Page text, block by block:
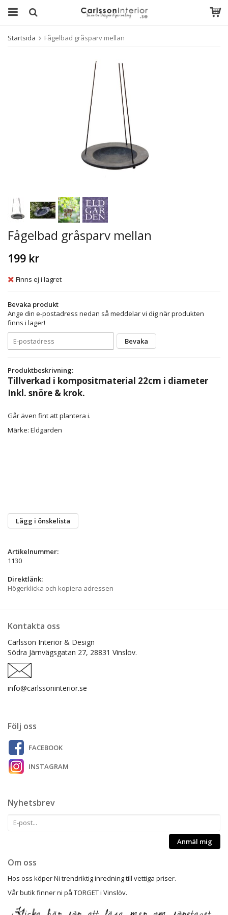
Startsida Fågelbad gråsparv mellan
Fågelbad gråsparv mellan
199 kr
Finns ej i lagret
Bevaka produkt
Ange din e-postadress nedan så meddelar vi dig när produkten
finns i lager!
Bevaka
Produktbeskrivning:
Tillverkad i kompositmaterial 22cm i diameter
Inkl. snöre & krok.
Går även fint att plantera i.
Märke: Eldgarden
Lägg i önskelista
Artikelnummer:
1130
Direktlänk:
Högerklicka och kopiera adressen
Kontakta oss
Carlsson Interiör & Design
Södra Järnvägsgatan 27, 28831 Vinslöv.
info@carlssoninterior.se
Följ oss
FACEBOOK
INSTAGRAM
Nyhetsbrev
Anmäl mig
Om oss
Hos oss köper Ni trendriktig inredning till vettiga priser.
Vår butik finner ni på TORGET i Vinslöv.